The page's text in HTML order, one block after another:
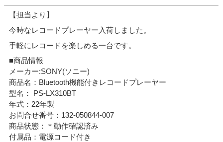
【担当より】
今時なレコードプレーヤー入荷しました。
手軽にレコードを楽しめる一台です。
■商品情報
メーカー:SONY(ソニー)
商品名：Bluetooth機能付きレコードプレーヤー
型名： PS-LX310BT
年式：22年製
お問合せ番号：132-050844-007
商品状態：＊動作確認済み
付属品：電源コード付き